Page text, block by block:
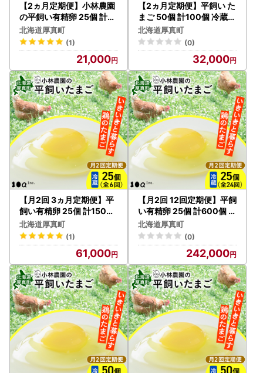
【2ヵ月定期便】小林農園
の平飼い有精卵 25個 計5
0個 冷蔵便 [AXAN090]
北海道厚真町
(1)
21,000
【2ヵ月定期便】平飼い た
まご 50個 計100個 冷蔵便
[AXAN089]
北海道厚真町
(0)
32,000
【月2回 3ヵ月定期便】平
飼い有精卵 25個 計150個
冷蔵便 [AXAN026]
北海道厚真町
(1)
61,000
【月2回 12回定期便】平飼
い有精卵 25個 計600個 冷
蔵便 [AXAN028]
北海道厚真町
(0)
242,000